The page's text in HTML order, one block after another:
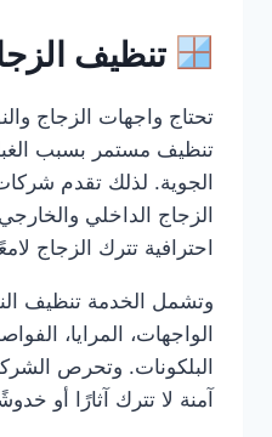
تنظيف
تحتاج واجهات الزجاج
تنظيف مستمر بسبب
الجوية. لذلك تقدم
الزجاج الداخلي
احترافية تترك الزجاج
وتشمل الخدمة تنظيف
الواجهات، المرايا،
البلكونات. وتحرص
آمنة لا تترك آثارًا أو